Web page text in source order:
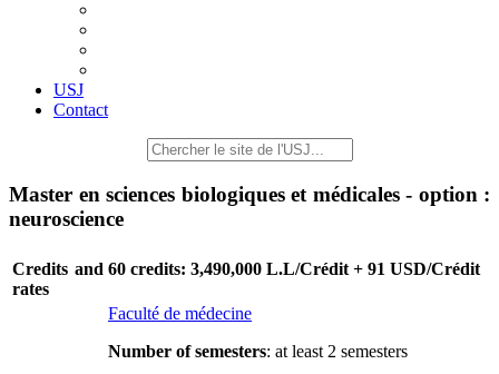
USJ
Contact
Master en sciences biologiques et médicales - option :
neuroscience
Credits and
rates
60 credits: 3,490,000 L.L/Crédit + 91 USD/Crédit
Faculté de médecine
Number of semesters: at least 2 semesters